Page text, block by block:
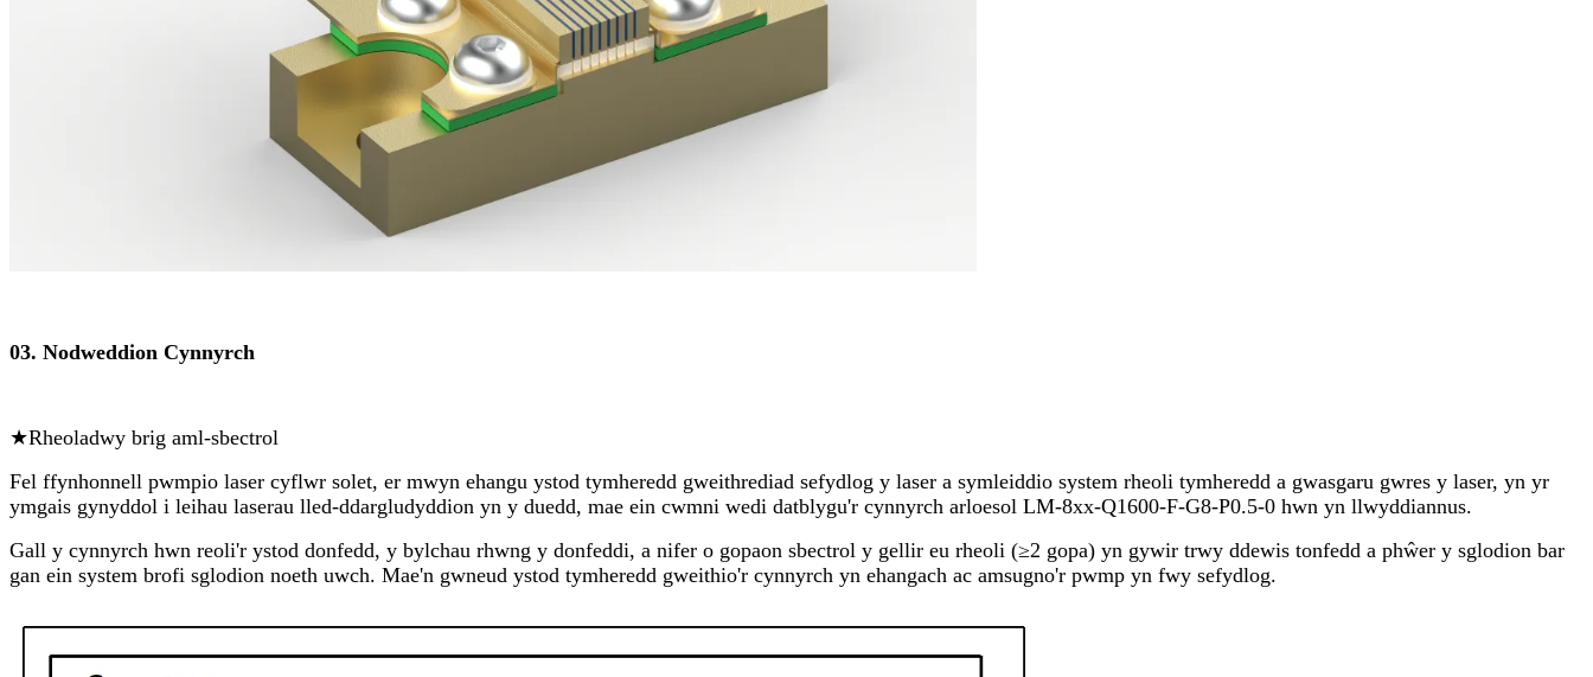
03. Nodweddion Cynnyrch
★Rheoladwy brig aml-sbectrol
Fel ffynhonnell pwmpio laser cyflwr solet, er mwyn ehangu ystod tymheredd gweithrediad sefydlog y laser a symleiddio system rheoli tymheredd a gwasgaru gwres y laser, yn yr
ymgais gynyddol i leihau laserau lled-ddargludyddion yn y duedd, mae ein cwmni wedi datblygu'r cynnyrch arloesol LM-8xx-Q1600-F-G8-P0.5-0 hwn yn llwyddiannus.
Gall y cynnyrch hwn reoli'r ystod donfedd, y bylchau rhwng y donfeddi, a nifer o gopaon sbectrol y gellir eu rheoli (≥2 gopa) yn gywir trwy ddewis tonfedd a phŵer y sglodion bar
gan ein system brofi sglodion noeth uwch. Mae'n gwneud ystod tymheredd gweithio'r cynnyrch yn ehangach ac amsugno'r pwmp yn fwy sefydlog.